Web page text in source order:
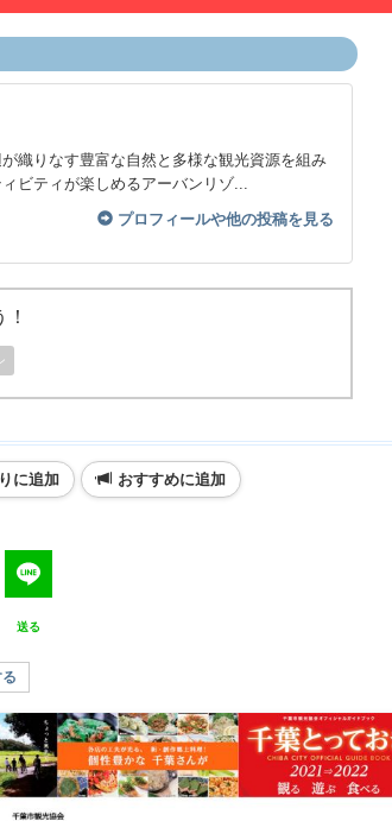
織りなす豊富な自然と多様な観光資源を組み
ビティが楽しめるアーバンリゾ...
プロフィールや他の投稿を見る
に追加 おすすめに追加
送る